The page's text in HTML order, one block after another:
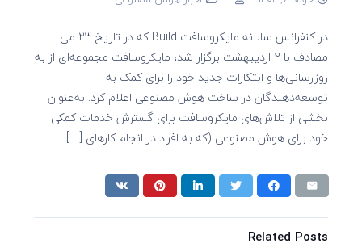
در کنفرانس سالانه‌ مایکروسافت Build که در تاریخ ۲۳ می
مصادف با ۲ اردیبهشت برگزار شد، مایکروسافت مجموعه‌ای از به
روز‌رسانی‌ها و ابتکارات جدید خود را برای کمک به
توسعه‌دهندگان در ساخت هوش مصنوعی اعلام کرد. به‌عنوان
بخشی از تلاش‌های مایکروسافت برای گسترش خدمات کمکی
خود برای هوش مصنوعی (که به افراد در انجام کارهای […]
Related Posts